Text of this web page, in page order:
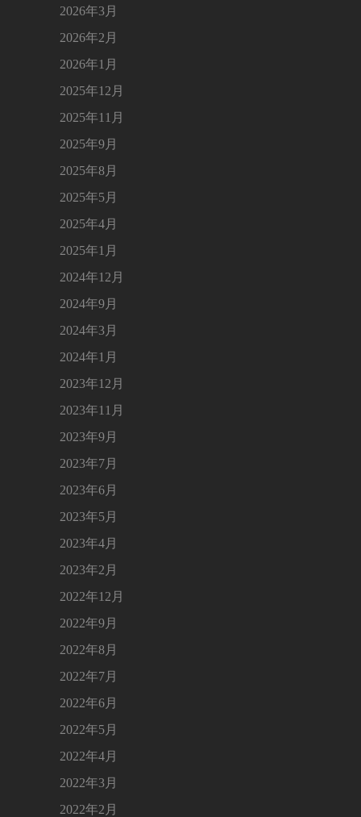
2026年3月
2026年2月
2026年1月
2025年12月
2025年11月
2025年9月
2025年8月
2025年5月
2025年4月
2025年1月
2024年12月
2024年9月
2024年3月
2024年1月
2023年12月
2023年11月
2023年9月
2023年7月
2023年6月
2023年5月
2023年4月
2023年2月
2022年12月
2022年9月
2022年8月
2022年7月
2022年6月
2022年5月
2022年4月
2022年3月
2022年2月